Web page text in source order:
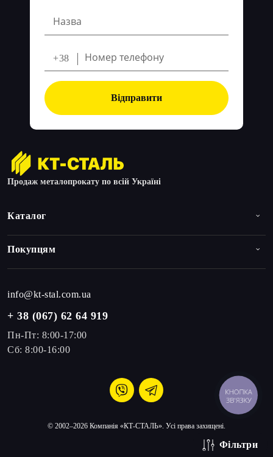
Фільтри
Продаж металопрокату по всій Україні
info@kt-stal.com.ua
+ 38 (067) 62 64 919
Пн-Пт: 8:00-17:00
Сб: 8:00-16:00
Каталог
Покупцям
+38
Відправити
© 2002–2026 Компанія «КТ-СТАЛЬ». Усі права захищені.
КНОПКА
ЗВ'ЯЗКУ